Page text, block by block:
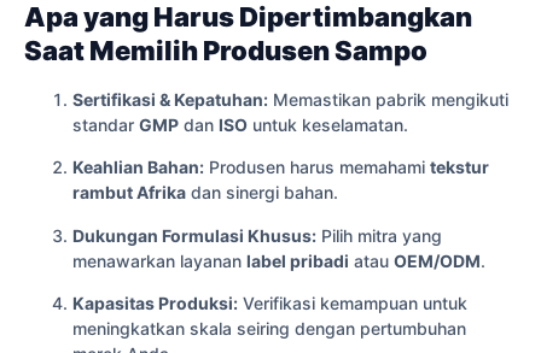
Apa yang Harus Dipertimbangkan
Saat Memilih Produsen Sampo
Sertifikasi & Kepatuhan: Memastikan pabrik mengikuti
standar GMP dan ISO untuk keselamatan.
Keahlian Bahan: Produsen harus memahami tekstur
rambut Afrika dan sinergi bahan.
Dukungan Formulasi Khusus: Pilih mitra yang
menawarkan layanan label pribadi atau OEM/ODM.
Kapasitas Produksi: Verifikasi kemampuan untuk
meningkatkan skala seiring dengan pertumbuhan